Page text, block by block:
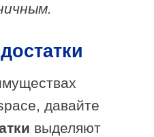
давайте
выделяют